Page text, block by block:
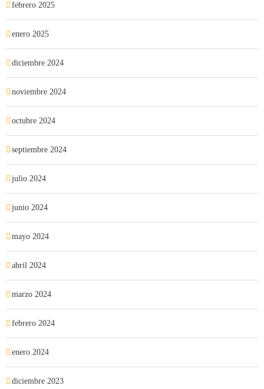
febrero 2025
enero 2025
diciembre 2024
noviembre 2024
octubre 2024
septiembre 2024
julio 2024
junio 2024
mayo 2024
abril 2024
marzo 2024
febrero 2024
enero 2024
diciembre 2023